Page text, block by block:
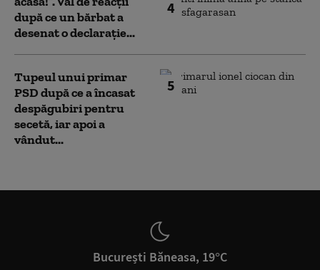
4
după ce un bărbat a
desenat o declarație...
5
Tupeul unui primar
PSD după ce a încasat
despăgubiri pentru
secetă, iar apoi a
vândut...
București Băneasa, 19°C